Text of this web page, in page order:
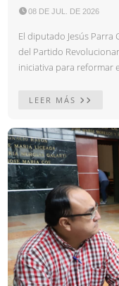
08 DE JUL. DE 2026
El diputado Jesús
del Partido
iniciativa para reformar
LEER MÁS